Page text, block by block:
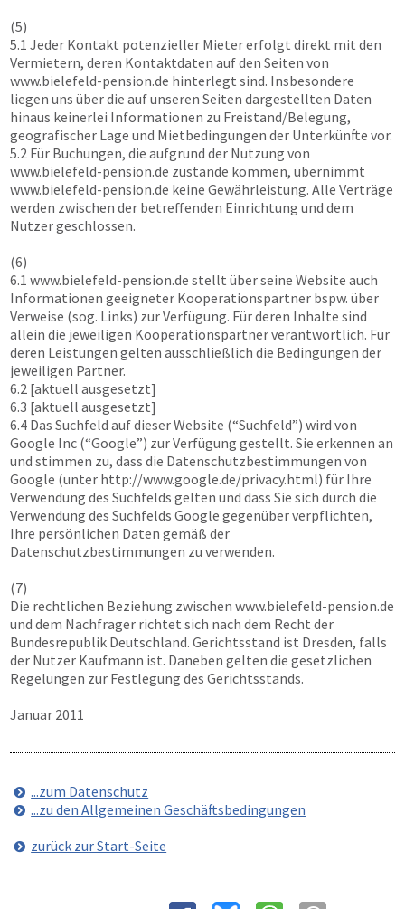
(5)
5.1 Jeder Kontakt potenzieller Mieter erfolgt direkt mit den
Vermietern, deren Kontaktdaten auf den Seiten von
www.bielefeld-pension.de hinterlegt sind. Insbesondere
liegen uns über die auf unseren Seiten dargestellten Daten
hinaus keinerlei Informationen zu Freistand/Belegung,
geografischer Lage und Mietbedingungen der Unterkünfte vor.
5.2 Für Buchungen, die aufgrund der Nutzung von
www.bielefeld-pension.de zustande kommen, übernimmt
www.bielefeld-pension.de keine Gewährleistung. Alle Verträge
werden zwischen der betreffenden Einrichtung und dem
Nutzer geschlossen.
(6)
6.1 www.bielefeld-pension.de stellt über seine Website auch
Informationen geeigneter Kooperationspartner bspw. über
Verweise (sog. Links) zur Verfügung. Für deren Inhalte sind
allein die jeweiligen Kooperationspartner verantwortlich. Für
deren Leistungen gelten ausschließlich die Bedingungen der
jeweiligen Partner.
6.2 [aktuell ausgesetzt]
6.3 [aktuell ausgesetzt]
6.4 Das Suchfeld auf dieser Website (“Suchfeld”) wird von
Google Inc (“Google”) zur Verfügung gestellt. Sie erkennen an
und stimmen zu, dass die Datenschutzbestimmungen von
Google (unter http://www.google.de/privacy.html) für Ihre
Verwendung des Suchfelds gelten und dass Sie sich durch die
Verwendung des Suchfelds Google gegenüber verpflichten,
Ihre persönlichen Daten gemäß der
Datenschutzbestimmungen zu verwenden.
(7)
Die rechtlichen Beziehung zwischen www.bielefeld-pension.de
und dem Nachfrager richtet sich nach dem Recht der
Bundesrepublik Deutschland. Gerichtsstand ist Dresden, falls
der Nutzer Kaufmann ist. Daneben gelten die gesetzlichen
Regelungen zur Festlegung des Gerichtsstands.
Januar 2011
...zum Datenschutz
...zu den Allgemeinen Geschäftsbedingungen
zurück zur Start-Seite